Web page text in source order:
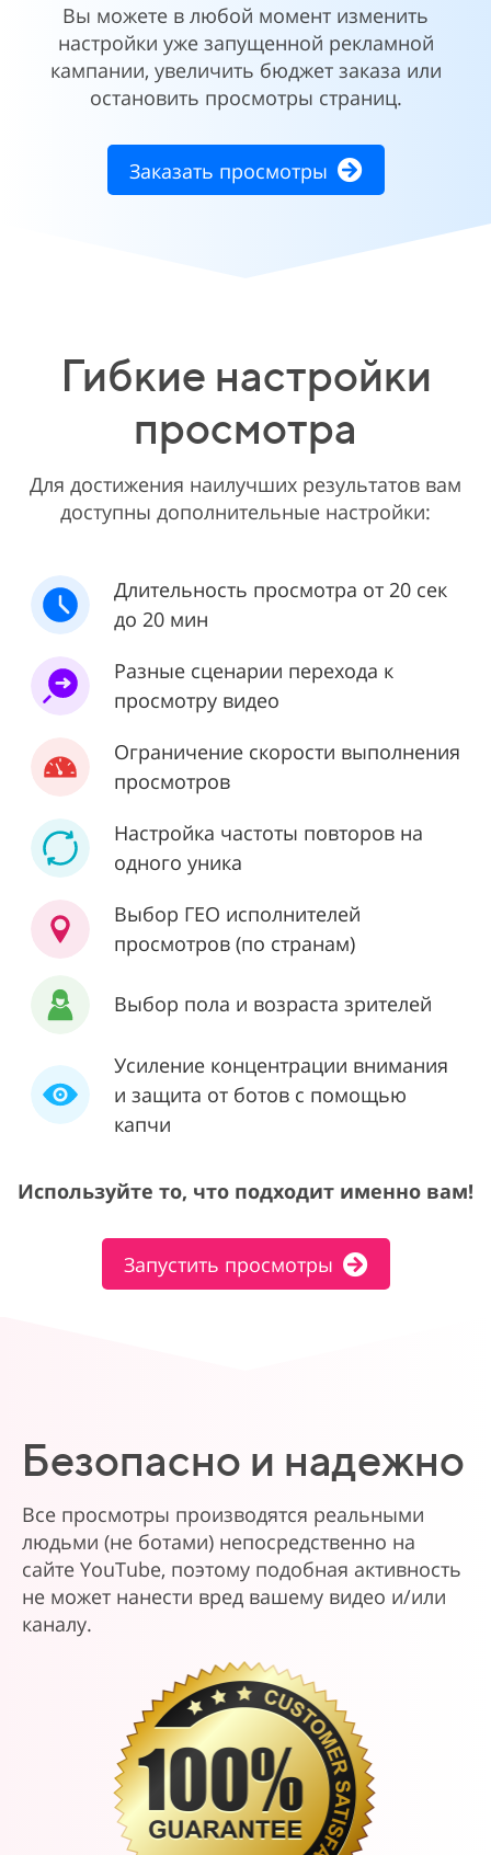
Вы можете в любой момент изменить
настройки уже запущенной рекламной
кампании, увеличить бюджет заказа или
остановить просмотры страниц.
Заказать просмотры
Гибкие настройки
просмотра
Для достижения наилучших результатов вам
доступны дополнительные настройки:
Длительность просмотра от 20 сек
до 20 мин
Разные сценарии перехода к
просмотру видео
Ограничение скорости выполнения
просмотров
Настройка частоты повторов на
одного уника
Выбор ГЕО исполнителей
просмотров (по странам)
Выбор пола и возраста зрителей
Усиление концентрации внимания
и защита от ботов с помощью
капчи
Используйте то, что подходит именно вам!
Запустить просмотры
Безопасно и надежно
Все просмотры производятся реальными
людьми (не ботами) непосредственно на
сайте YouTube, поэтому подобная активность
не может нанести вред вашему видео и/или
каналу.